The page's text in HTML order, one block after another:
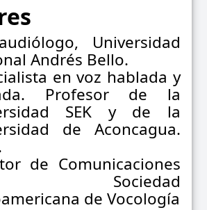
Universidad
Andrés Bello.
en voz hablada y
Profesor de la
SEK y de la
de Aconcagua.
de Comunicaciones
Sociedad
de Vocología